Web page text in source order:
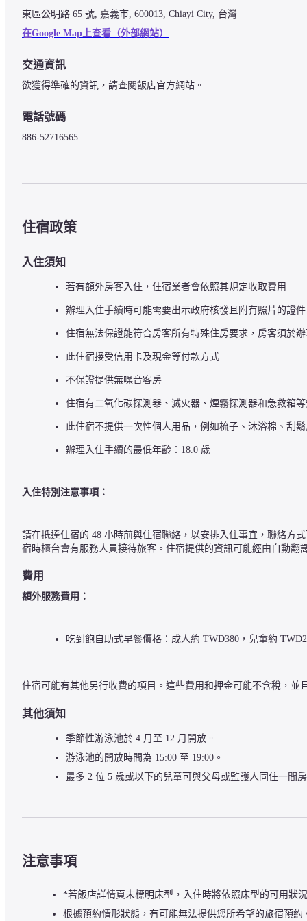
東區公明路 65 號, 嘉義市, 600013, Chiayi City, 台灣
在Google Map上查看（外部網站）
交通資訊
欲獲得準確的資訊，請查閱飯店官方網站。
電話號碼
886-52716565
住宿政策
入住須知
若有額外房客入住，住宿業者會依照其規定收取費用
辦理入住手續時可能需要出示政府核發且附有照片的證
住宿無法保證能符合房客所有特殊住房要求，房客須於
此住宿接受信用卡及現金等付款方式
不保證提供無噪音客房
住宿有二氧化碳探測器、滅火器、煙霧探測器和急救箱
此住宿不提供一次性個人用品，例如梳子、沐浴棉、刮
辦理入住手續的最低年齡：18.0 歲
入住特別注意事項：
請在抵達住宿的 48 小時前與住宿聯絡，以安排入住事宜，聯絡方
宿時櫃台會有服務人員接待旅客。住宿提供的資訊可能經由自動翻
費用
額外服務費用：
吃到飽自助式早餐價格：成人約 TWD380，兒童約
住宿可能有其他另行收費的項目。這些費用和押金可能不含稅，並
其他須知
季節性游泳池於 4 月至 12 月開放。
游泳池的開放時間為 15:00 至 19:00。
最多 2 位 5 歲或以下的兒童可與父母或監護人同住一間
注意事項
*若飯店詳情頁未標明床型，入住時將依照床型的可用狀
根據預約情形狀態，有可能無法提供您所希望的旅宿預約